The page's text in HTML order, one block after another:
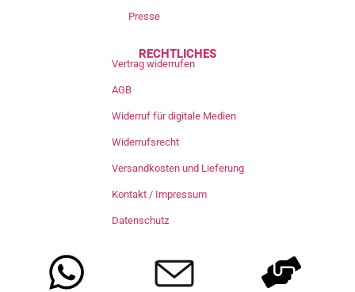
Presse
RECHTLICHES
Vertrag widerrufen
AGB
Widerruf für digitale Medien
Widerrufsrecht
Versandkosten und Lieferung
Kontakt / Impressum
Datenschutz